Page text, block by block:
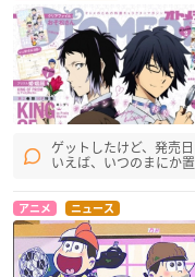
ゲットしたけど、発売
いえば、いつのまにか
アニメ ニュース